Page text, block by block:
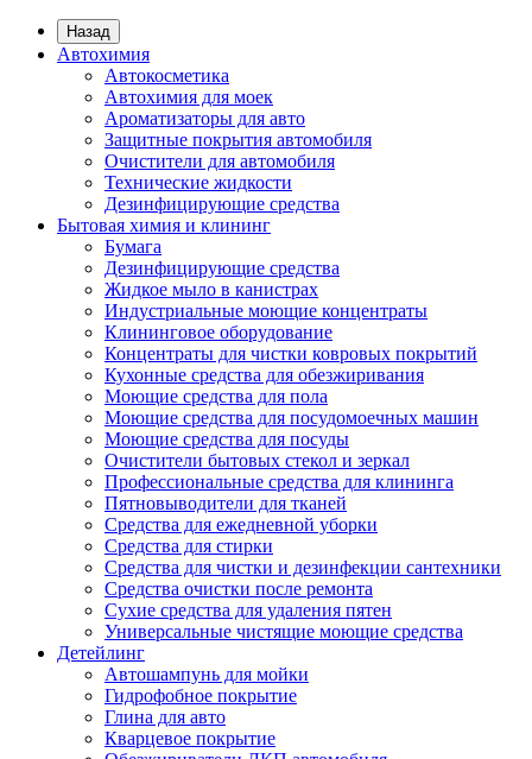
Назад
Автохимия
Автокосметика
Автохимия для моек
Ароматизаторы для авто
Защитные покрытия автомобиля
Очистители для автомобиля
Технические жидкости
Дезинфицирующие средства
Бытовая химия и клининг
Бумага
Дезинфицирующие средства
Жидкое мыло в канистрах
Индустриальные моющие концентраты
Клининговое оборудование
Концентраты для чистки ковровых покрытий
Кухонные средства для обезжиривания
Моющие средства для пола
Моющие средства для посудомоечных машин
Моющие средства для посуды
Очистители бытовых стекол и зеркал
Профессиональные средства для клининга
Пятновыводители для тканей
Средства для ежедневной уборки
Средства для стирки
Средства для чистки и дезинфекции сантехники
Средства очистки после ремонта
Сухие средства для удаления пятен
Универсальные чистящие моющие средства
Детейлинг
Автошампунь для мойки
Гидрофобное покрытие
Глина для авто
Кварцевое покрытие